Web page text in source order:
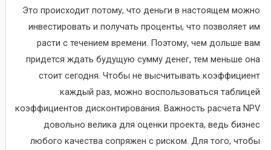
Это происходит потому, что деньги в настоящем можно
инвестировать и получать проценты, что позволяет им
расти с течением времени. Поэтому, чем дольше вам
придется ждать будущую сумму денег, тем меньше она
стоит сегодня. Чтобы не высчитывать коэффициент
каждый раз, можно воспользоваться таблицей
коэффициентов дисконтирования. Важность расчета NPV
довольно велика для оценки проекта, ведь бизнес
любого качества сопряжен с риском. Для того, чтобы